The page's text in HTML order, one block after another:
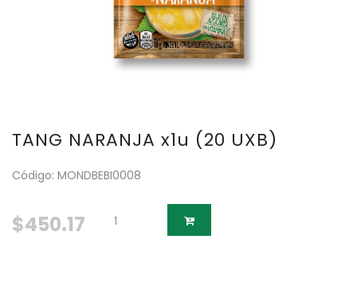
TANG NARANJA x1u (20 UXB)
Código: MONDBEBI0008
$450.17